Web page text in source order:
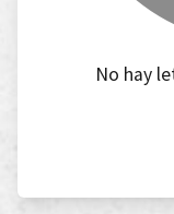
No hay